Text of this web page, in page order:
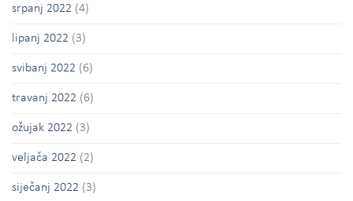
srpanj 2022 (4)
lipanj 2022 (3)
svibanj 2022 (6)
travanj 2022 (6)
ožujak 2022 (3)
veljača 2022 (2)
siječanj 2022 (3)